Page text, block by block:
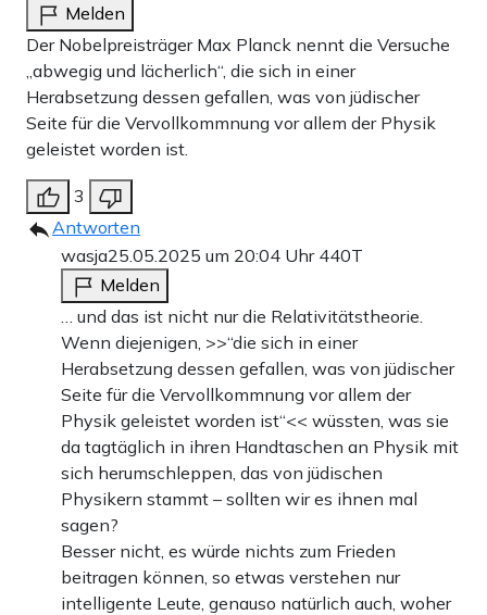
Melden
Der Nobelpreisträger Max Planck nennt die Versuche
„abwegig und lächerlich“, die sich in einer
Herabsetzung dessen gefallen, was von jüdischer
Seite für die Vervollkommnung vor allem der Physik
geleistet worden ist.
3
Antworten
wasja25.05.2025 um 20:04 Uhr 440T
Melden
… und das ist nicht nur die Relativitätstheorie.
Wenn diejenigen, >>“die sich in einer
Herabsetzung dessen gefallen, was von jüdischer
Seite für die Vervollkommnung vor allem der
Physik geleistet worden ist“<< wüssten, was sie
da tagtäglich in ihren Handtaschen an Physik mit
sich herumschleppen, das von jüdischen
Physikern stammt – sollten wir es ihnen mal
sagen?
Besser nicht, es würde nichts zum Frieden
beitragen können, so etwas verstehen nur
intelligente Leute, genauso natürlich auch, woher